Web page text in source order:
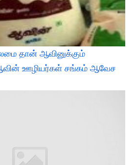
தான் ஆவினுக்கும்
ஆவின் ஊழியர்கள் சங்கம் ஆவேச